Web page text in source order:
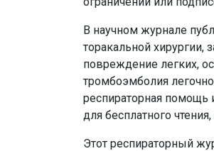
В научном журнале
торакальной хирургии,
повреждение легких,
тромбоэмболия
респираторная помощь
для бесплатного
Этот респираторный